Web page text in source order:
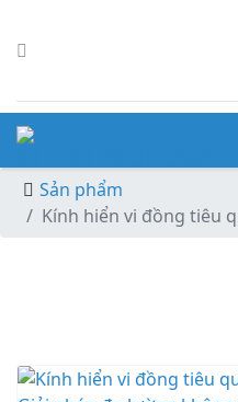
Sản phẩm
Kính hiển vi đồng tiêu